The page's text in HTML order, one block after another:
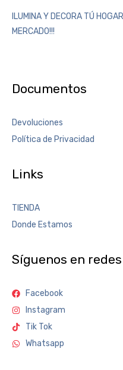
ILUMINA Y DECORA TÚ
MERCADO!!!
Documentos
Devoluciones
Política de Privacidad
Links
TIENDA
Donde Estamos
Síguenos en redes
Facebook
Instagram
Tik Tok
Whatsapp